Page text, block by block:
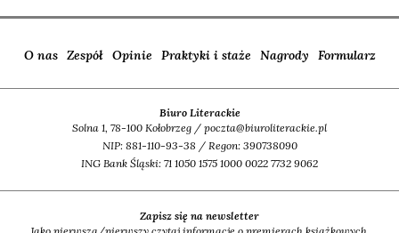
O nas Zespół Opinie Praktyki i staże Nagrody Formularz
Biuro Literackie
Solna 1, 78-100 Kołobrzeg / poczta@biuroliterackie.pl
NIP: 881-110-93-38 / Regon: 390738090
ING Bank Śląski: 71 1050 1575 1000 0022 7732 9062
Zapisz się na newsletter